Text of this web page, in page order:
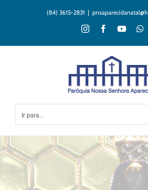
(84) 3615-2831 |
InstagramFacebook
Ir para...